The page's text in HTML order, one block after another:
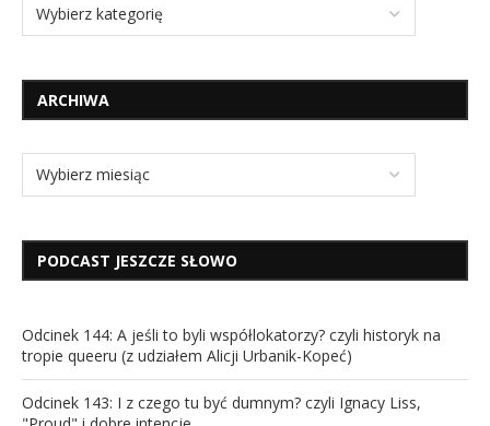
ARCHIWA
PODCAST JESZCZE SŁOWO
Odcinek 144: A jeśli to byli współlokatorzy? czyli historyk na
tropie queeru (z udziałem Alicji Urbanik-Kopeć)
Odcinek 143: I z czego tu być dumnym? czyli Ignacy Liss,